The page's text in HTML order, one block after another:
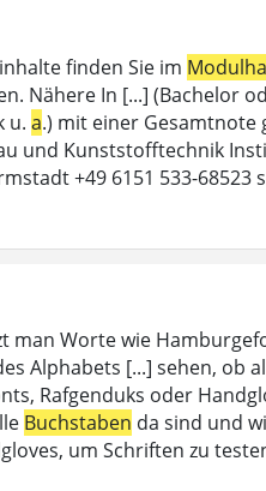
finden Sie im
Nähere In [...] (Bachelor
u. a.) mit einer Gesamtnote
und Kunststofftechnik
+49 6151 533-68523
man Worte wie
Alphabets [...] sehen, ob
Rafgenduks oder
Buchstaben da sind und
um Schriften zu